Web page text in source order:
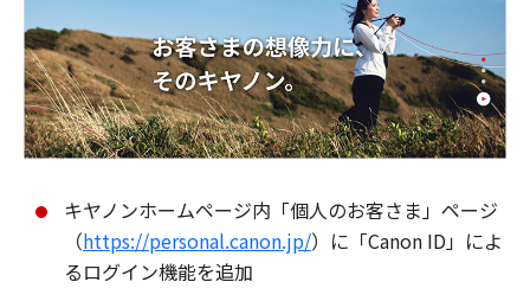
キヤノンホームページ内「個人のお客さま」ページ
（https://personal.canon.jp/）に「Canon ID」によ
るログイン機能を追加